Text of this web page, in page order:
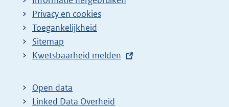
Privacy en cookies
Toegankelijkheid
Sitemap
E
t
e
Kwetsbaarheid melden
Open data
Linked Data Overheid